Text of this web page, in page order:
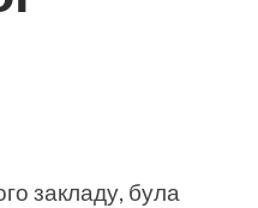
закладу, була